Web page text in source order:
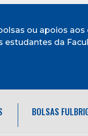
ou apoios
estudantes da
BOLSAS